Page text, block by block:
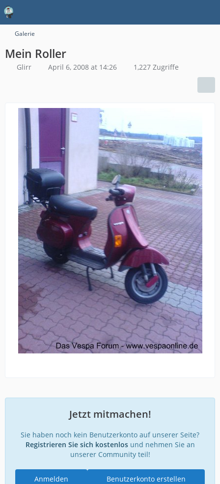
Galerie
Mein Roller
Glirr April 6, 2008 at 14:26 1,227 Zugriffe
Jetzt mitmachen!
Sie haben noch kein Benutzerkonto auf unserer Seite?
Registrieren Sie sich kostenlosund nehmen Sie an
unserer Community teil!
Benutzerkonto erstellen
Anmelden